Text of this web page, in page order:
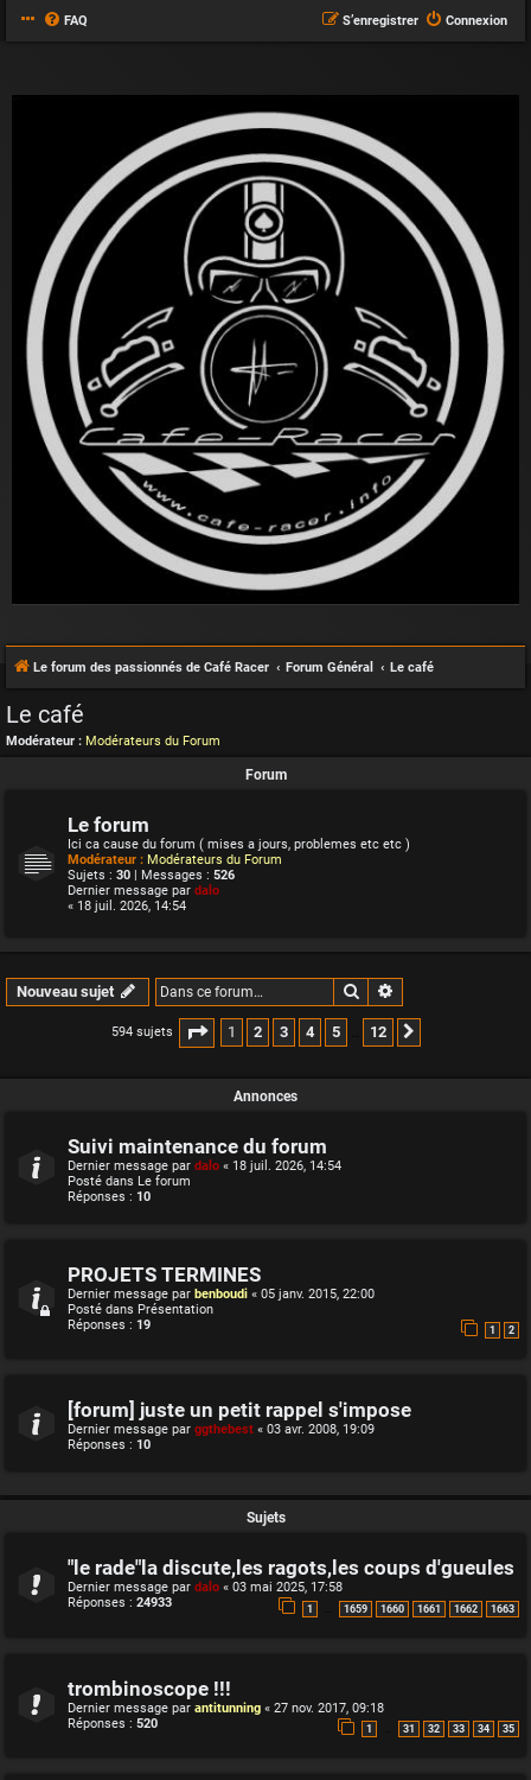
FAQ Connexion
S’enregistrer
Le forum des passionnés de Café Racer Forum Général Le café
Le café
Modérateur : Modérateurs du Forum
Forum
Le forum
Ici ca cause du forum ( mises a jours, problemes etc etc )
Modérateur : Modérateurs du Forum
Sujets : 30 | Messages : 526
Dernier message par dalo
« 18 juil. 2026, 14:54
Nouveau sujet Rechercher
594 sujets Page 1sur12
1 2 3 4 5 12
Annonces
Suivi maintenance du forum
Dernier message par dalo « 18 juil. 2026, 14:54
Posté dans Le forum
Réponses : 10
PROJETS TERMINES
Dernier message par benboudi « 05 janv. 2015, 22:00
Posté dans Présentation
Réponses : 19 1 2
[forum] juste un petit rappel s'impose
Dernier message par ggthebest « 03 avr. 2008, 19:09
Réponses : 10
Sujets
"le rade"la discute,les ragots,les coups d'gueules
Dernier message par dalo « 03 mai 2025, 17:58
Réponses : 24933 1 1659 1660 1661 1662 1663
trombinoscope !!!
Dernier message par antitunning « 27 nov. 2017, 09:18
Réponses : 520 1 31 32 33 34 35